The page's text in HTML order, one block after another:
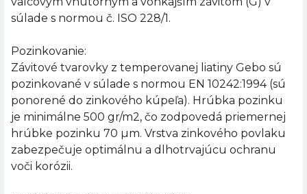
súlade s normou č. ISO 228/1.
Pozinkovanie:
Závitové tvarovky z temperovanej liatiny Gebo sú
pozinkované v súlade s normou EN 10242:1994 (sú
ponorené do zinkového kúpeľa). Hrúbka pozinku
je minimálne 500 gr/m2, čo zodpovedá priemernej
hrúbke pozinku 70 µm. Vrstva zinkového povlaku
zabezpečuje optimálnu a dlhotrvajúcu ochranu
voči korózii.